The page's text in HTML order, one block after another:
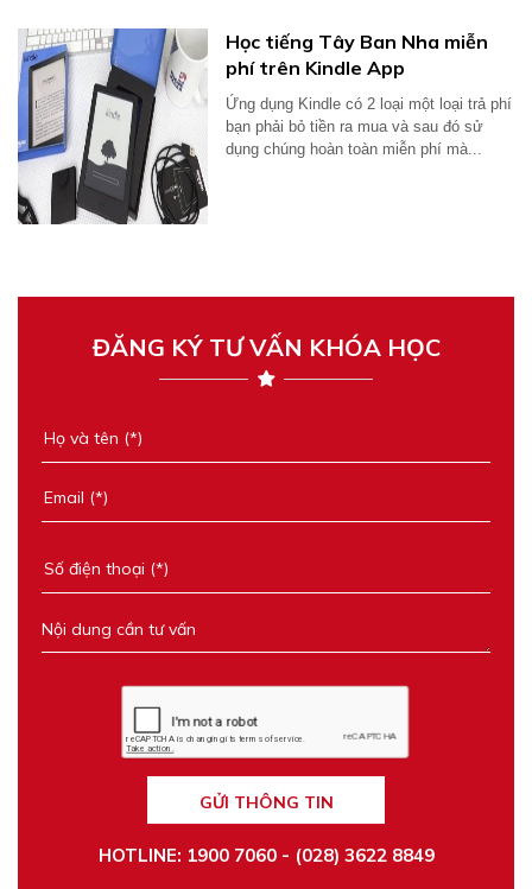
Học tiếng Tây Ban Nha miễn
phí trên Kindle App
Ứng dụng Kindle có 2 loại một loại trả phí
bạn phải bỏ tiền ra mua và sau đó sử
dụng chúng hoàn toàn miễn phí mà...
ĐĂNG KÝ TƯ VẤN KHÓA HỌC
GỬI THÔNG TIN
HOTLINE: 1900 7060 - (028) 3622 8849